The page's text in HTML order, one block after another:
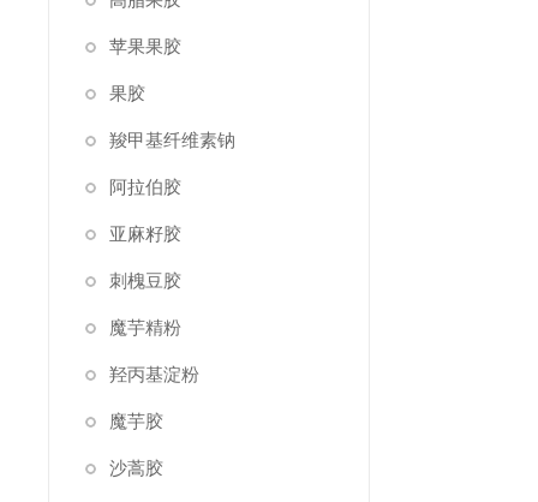
苹果果胶
果胶
羧甲基纤维素钠
阿拉伯胶
亚麻籽胶
刺槐豆胶
魔芋精粉
羟丙基淀粉
魔芋胶
沙蒿胶